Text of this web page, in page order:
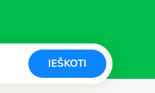
IEŠKOTI